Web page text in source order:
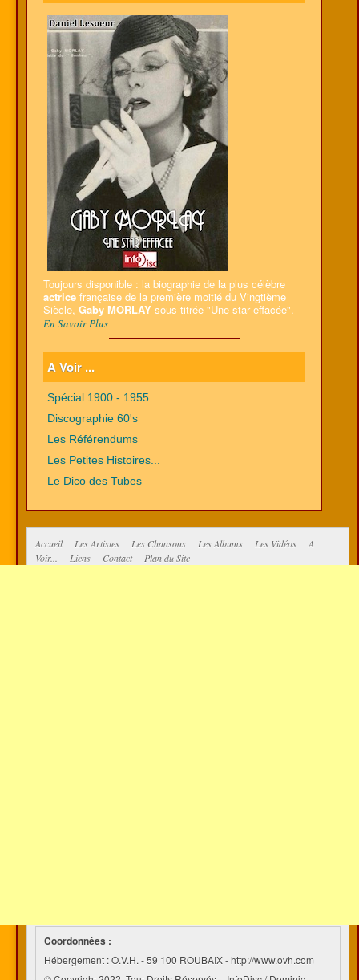
Toujours disponible : la biographie de la plus célèbre
actrice française de la première moitié du Vingtième
Siècle, Gaby MORLAY sous-titrée "Une star effacée".
En Savoir Plus
A Voir ...
Spécial 1900 - 1955
Discographie 60's
Les Référendums
Les Petites Histoires...
Le Dico des Tubes
Accueil Les Artistes Les Chansons Les Albums Les Vidéos
A
Voir...
Liens Contact Plan du Site
Coordonnées :
Hébergement : O.V.H. - 59 100 ROUBAIX - http://www.ovh.com